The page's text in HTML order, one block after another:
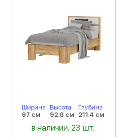
Ширина
97 см
Высота
92.8 см
Глубина
211.4 см
в наличии: 23 шт.